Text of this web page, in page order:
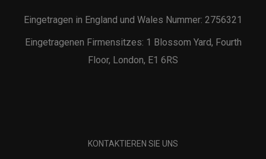
Eingetragen in England und Wales Nummer: 2756321
Eingetragenen Firmensitzes: 1 Blossom Yard, Fourth
Floor, London, E1 6RS
KONTAKTIEREN SIE UNS